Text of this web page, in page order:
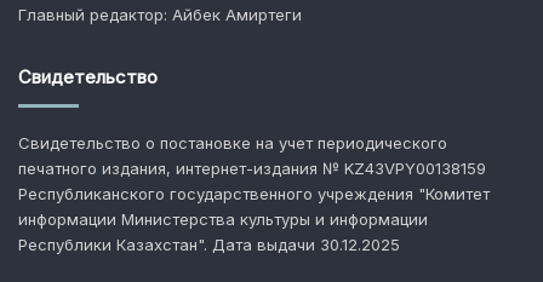
Главный редактор: Айбек Амиртеги
Свидетельство
Свидетельство о постановке на учет периодического
печатного издания, интернет-издания № KZ43VPY00138159
Республиканского государственного учреждения "Комитет
информации Министерства культуры и информации
Республики Казахстан". Дата выдачи 30.12.2025